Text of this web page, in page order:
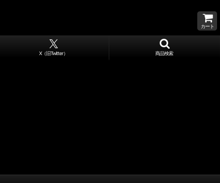
カート
X（旧Twitter） 商品検索